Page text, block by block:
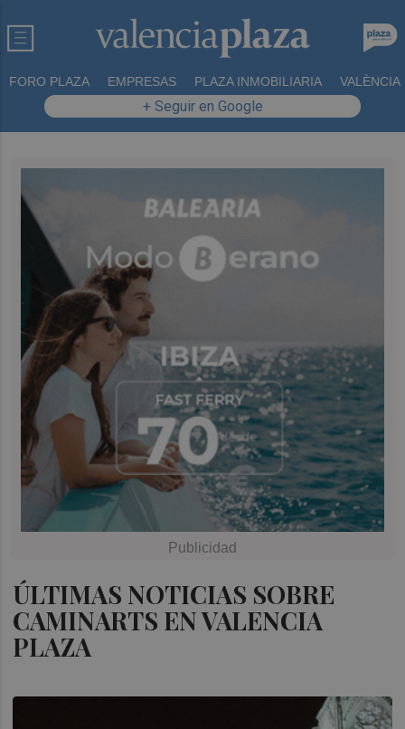
FORO PLAZA EMPRESAS PLAZA INMOBILIARIA VALÈNCIA
+ Seguir en Google
ÚLTIMAS NOTICIAS SOBRE
CAMINARTS EN VALENCIA
PLAZA